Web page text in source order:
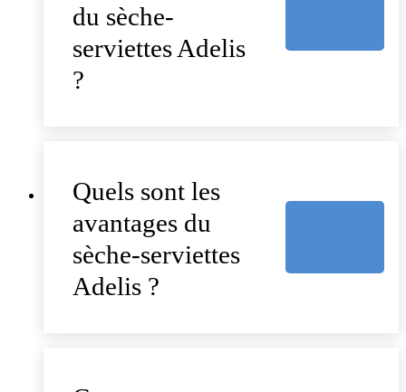
du sèche-
serviettes Adelis
?
Quels sont les
avantages du
sèche-serviettes
Adelis ?